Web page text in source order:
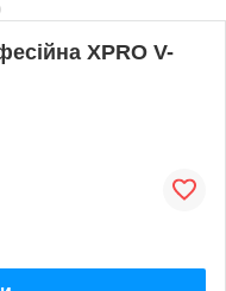
XPRO V-